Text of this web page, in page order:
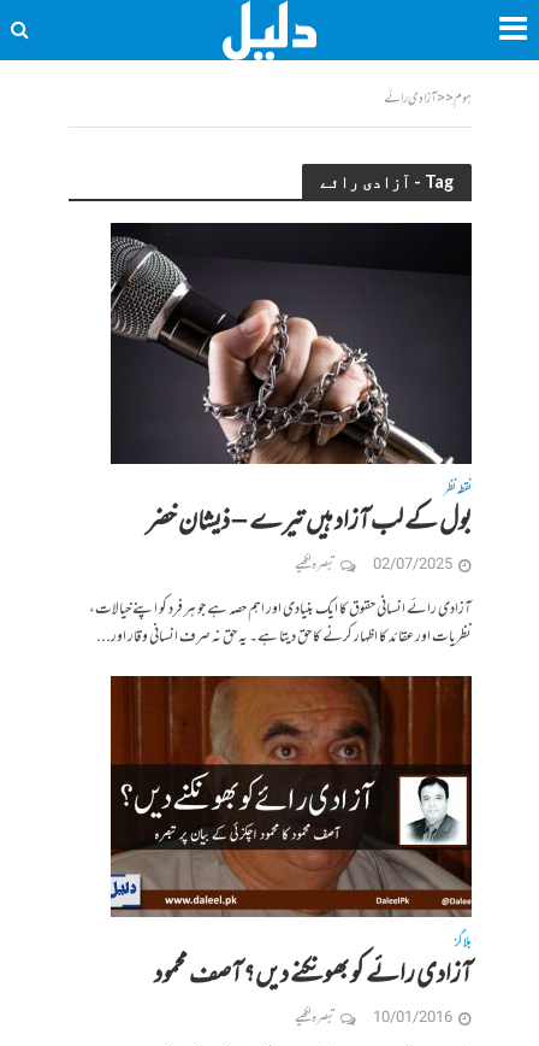
ہوم<<آزادی رائے
Tag - آزادی رائے
نقطہ نظر
بول کے لب آزاد ہیں تیرے – ذیشان خضر
02/07/2025 تبصرہ لکھیے
آزادی رائے انسانی حقوق کا ایک بنیادی اور اہم حصہ ہے جو ہر فرد کو اپنے خیالات،
نظریات اور عقائد کا اظہار کرنے کا حق دیتا ہے۔ یہ حق نہ صرف انسانی وقار اور...
بلاگز
آزادی رائے کو بھونکنے دیں؟ آصف محمود
10/01/2016 تبصرہ لکھیے